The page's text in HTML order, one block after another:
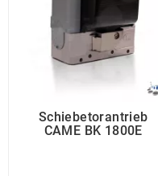
Schiebetorantrieb
CAME BK 1800E